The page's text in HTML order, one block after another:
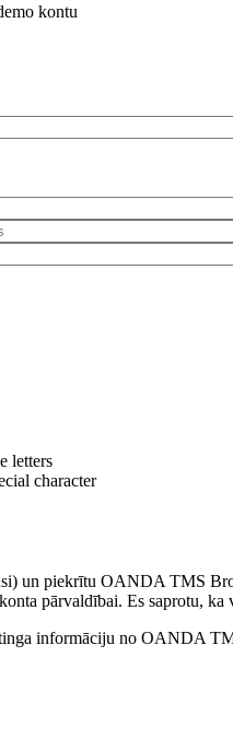
kontu
letters
character
un piekrītu OANDA TMS
pārvaldībai. Es saprotu,
informāciju no OANDA